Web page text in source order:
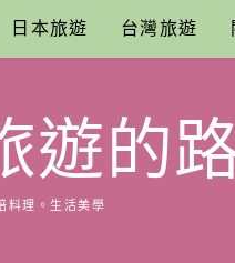
日本旅遊 台灣旅遊
遊的
料理。生活美學